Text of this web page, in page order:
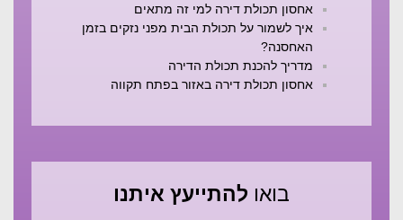
אחסון תכולת דירה למי זה מתאים
איך לשמור על תכולת הבית מפני נזקים בזמן
האחסנה?
מדריך להכנת תכולת הדירה
אחסון תכולת דירה באזור בפתח תקווה
בואו להתייעץ איתנו